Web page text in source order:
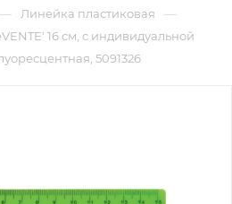
Линейка пластиковая —
16 см, с индивидуальной
5091326